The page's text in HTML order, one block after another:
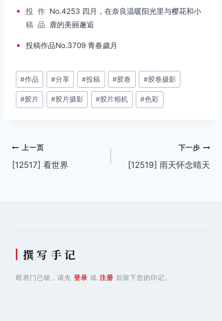
•
投
稿
作
品
No.4253 四月，在奈良温暖阳光里与樱花和小
鹿的美丽邂逅
• 投稿作品No.3709 青春歲月
文
章
标
#作品 #分享 #投稿 #胶卷 #胶卷摄影
#胶片 #胶片摄影 #胶片相机 #色彩
文
章
上一页
[12517] 看世界
下一步
[12519] 雨天怀念晴天
撰 写 手 记
暗房门已锁，请先 登录 或 注册 后留下您的印记。